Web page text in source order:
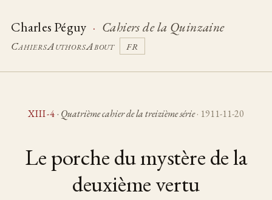
Charles Péguy · Cahiers de la Quinzaine
CahiersAuthorsAbout FR
XIII-4 · Quatrième cahier de la treizième série· 1911-11-20
Le porche du mystère de la
deuxième vertu